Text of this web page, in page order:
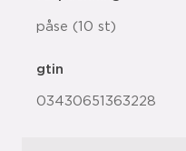
påse (10 st)
gtin
03430651363228